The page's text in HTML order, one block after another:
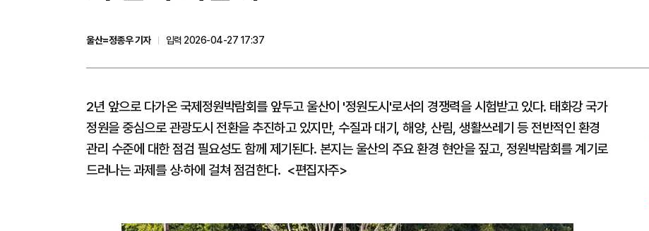
울산=정종우 기자
입력 2026-04-27 17:37
2년 앞으로 다가온 국제정원박람회를 앞두고 울산이 '정원도시'로서의 경쟁력을 시험받고 있다. 태화강 국가
정원을 중심으로 관광도시 전환을 추진하고 있지만, 수질과 대기, 해양, 산림, 생활쓰레기 등 전반적인 환경
관리 수준에 대한 점검 필요성도 함께 제기된다. 본지는 울산의 주요 환경 현안을 짚고, 정원박람회를 계기로
드러나는 과제를 상·하에 걸쳐 점검한다. <편집자주>